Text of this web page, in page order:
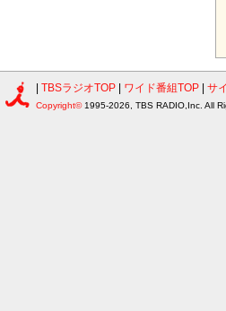
TBSラジオTOP ワイド番組TOP サ
Copyright© 1995-2026, TBS RADIO,Inc. All